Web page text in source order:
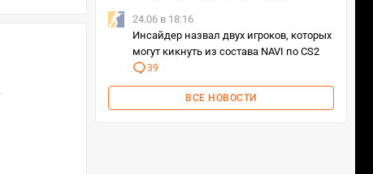
24.06 в 18:16
Инсайдер назвал двух игроков, которых
могут кикнуть из состава NAVI по CS2
39
ВСЕ НОВОСТИ